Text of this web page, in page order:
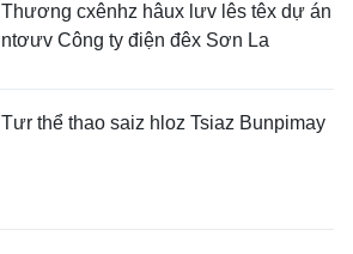
Thương cxênhz hâux lưv lês têx dự án
ntơưv Công ty điện đêx Sơn La
Tưr thể thao saiz hloz Tsiaz Bunpimay